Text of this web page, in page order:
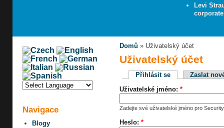
Levi
Navigace
Blogy
Domů » Uživatelský účet
Uživatelský účet
Přihlásit se
Zaslat
Uživatelské jméno: *
Zadejte své uživatelské jméno pro
Heslo: *